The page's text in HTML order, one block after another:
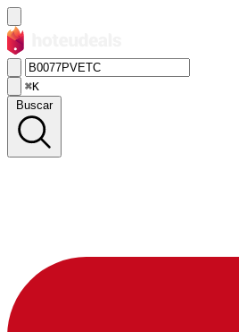
⌘K
Buscar